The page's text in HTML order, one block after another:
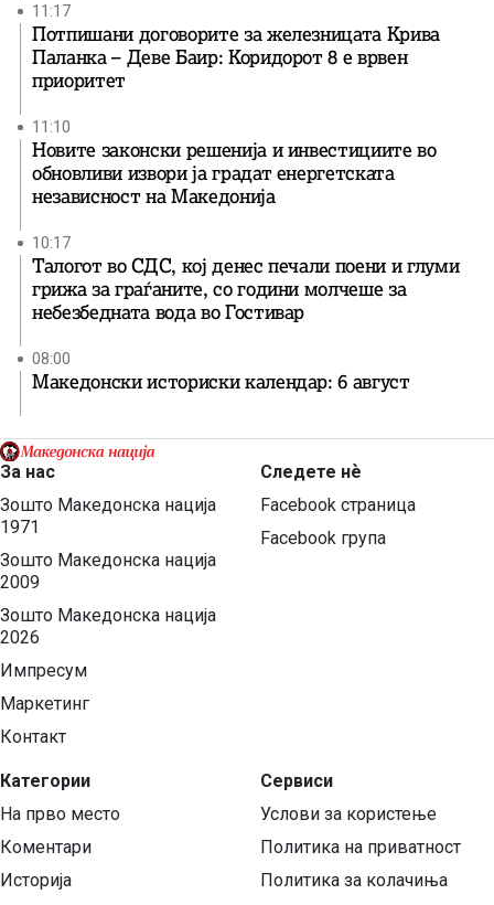
11:17
Потпишани договорите за железницата Крива
Паланка – Деве Баир: Коридорот 8 е врвен
приоритет
11:10
Новите законски решенија и инвестициите во
обновливи извори ја градат енергетската
независност на Македонија
10:17
Талогот во СДС, кој денес печали поени и глуми
грижа за граѓаните, со години молчеше за
небезбедната вода во Гостивар
08:00
Македонски историски календар: 6 август
За нас
Зошто Македонска нација
1971
Зошто Македонска нација
2009
Зошто Македонска нација
2026
Импресум
Маркетинг
Контакт
Категории
На прво место
Коментари
Историја
Следете нѐ
Facebook страница
Facebook група
Сервиси
Услови за користење
Политика на приватност
Политика за колачиња